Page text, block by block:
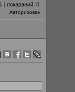
| покараний: 0
Авторизован